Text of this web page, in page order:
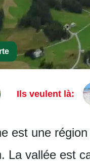
Ils veulent là:
est une
La vallée est